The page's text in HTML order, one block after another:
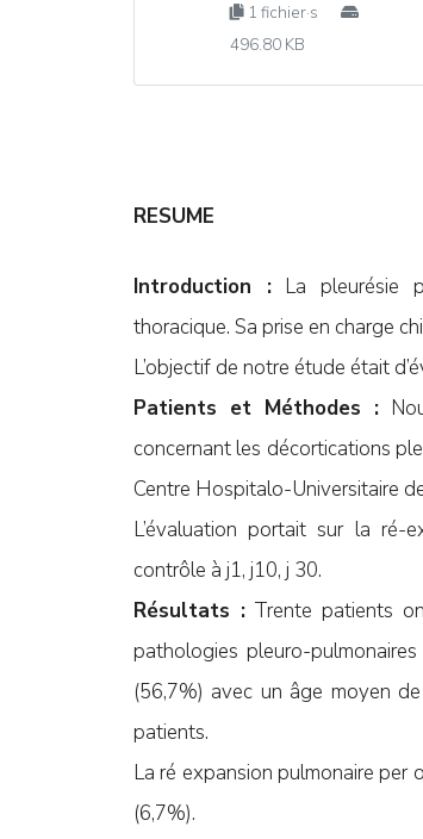
1 fichier·s
496.80 KB
RESUME
Introduction :La pleurésie
thoracique. Sa prise en charge
L’objectif de notre étude était
Patients et Méthodes :
concernant les décortications
Centre Hospitalo-Universitaire
L’évaluation portait sur la ré-
contrôle à j1, j10, j 30.
Résultats :Trente patients
pathologies pleuro-
(56,7%) avec un âge moyen
patients.
La ré expansion pulmonaire
(6,7%).